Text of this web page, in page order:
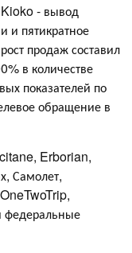
Kioko - вывод
и пятикратное
продаж составил
в количестве
показателей по
обращение в
Erborian,
Самолет,
федеральные